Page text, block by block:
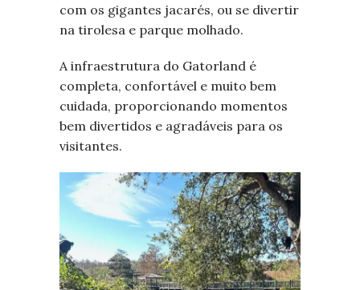
com os gigantes jacarés, ou se divertir
na tirolesa e parque molhado.
A infraestrutura do Gatorland é
completa, confortável e muito bem
cuidada, proporcionando momentos
bem divertidos e agradáveis para os
visitantes.